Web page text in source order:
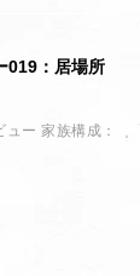
019：居場所
ー 家族構成：